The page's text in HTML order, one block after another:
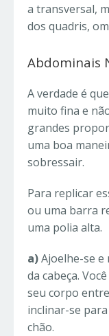
a transversal,
dos quadris,
Abdominais
A verdade é
muito fina e
grandes
uma boa
sobressair.
Para replicar
ou uma barra
uma polia alta.
a)Ajoelhe-se e
da cabeça.
seu corpo
inclinar-se
chão.